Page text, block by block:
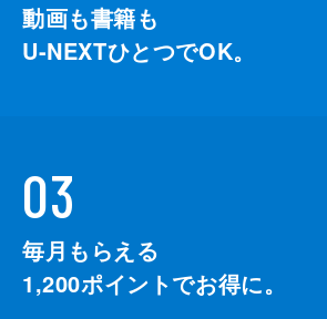
動画も書籍も
U-NEXTひとつでOK。
03
毎月もらえる
1,200ポイントでお得に。